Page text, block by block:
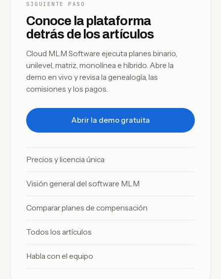
SIGUIENTE PASO
Conoce la plataforma
detrás de los artículos
Cloud MLM Software ejecuta planes binario,
unilevel, matriz, monolínea e híbrido. Abre la
demo en vivo y revisa la genealogía, las
comisiones y los pagos.
Abrir la demo gratuita
Precios y licencia única
Visión general del software MLM
Comparar planes de compensación
Todos los artículos
Habla con el equipo